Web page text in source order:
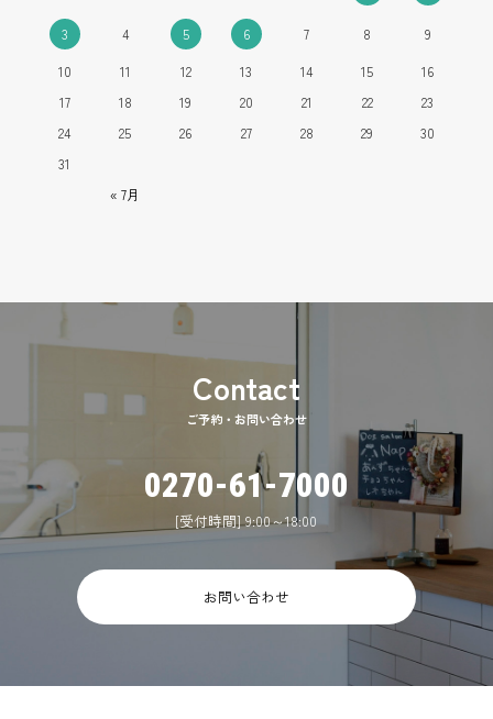
« 7月
3 4 5 6 7 8
9
10
11 12 13 14 15
16
17
18 19 20 21 22
23
24
25 26 27 28 29
30
31
ご予約・お問い合わせ
0270-61-7000
[受付時間] 9:00～18:00
お問い合わせ